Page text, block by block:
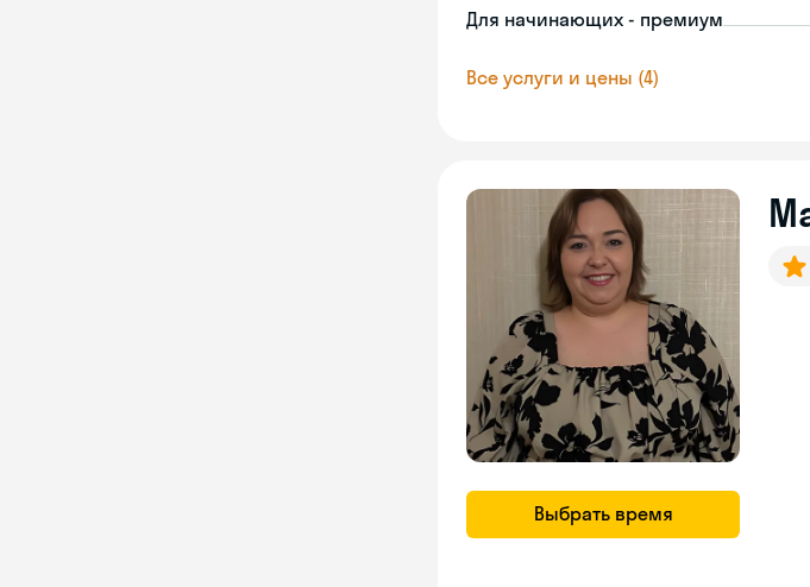
Для начинающих - премиум
Все услуги и цены (4)
Выбрать время